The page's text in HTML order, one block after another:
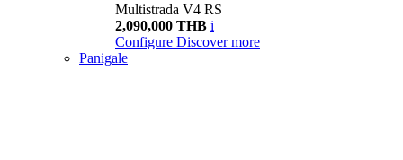
Multistrada V4 RS
2,090,000 THB i
Configure Discover more
Panigale